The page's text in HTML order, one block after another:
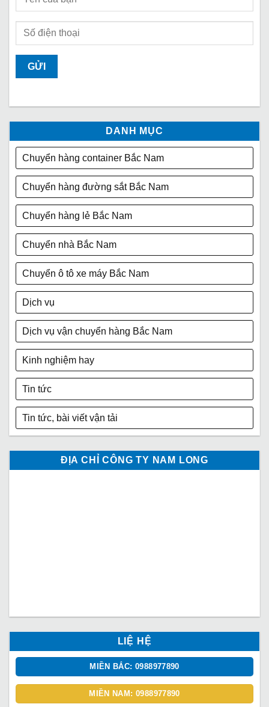
DANH MỤC
Chuyển hàng container Bắc Nam
Chuyển hàng đường sắt Bắc Nam
Chuyển hàng lẻ Bắc Nam
Chuyển nhà Bắc Nam
Chuyển ô tô xe máy Bắc Nam
Dịch vụ
Dịch vụ vận chuyển hàng Bắc Nam
Kinh nghiệm hay
Tin tức
Tin tức, bài viết vận tải
ĐỊA CHỈ CÔNG TY NAM LONG
LIỆ HỆ
MIỀN BẮC: 0988977890
MIỀN NAM: 0988977890